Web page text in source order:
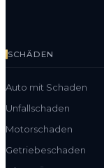
SCHÄDEN
Auto mit Schaden
Unfallschaden
Motorschaden
Getriebeschaden